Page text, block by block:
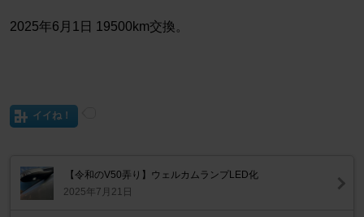
2025年6月1日 19500km交換。
イイね！
【令和のV50弄り】ウェルカムランプLED化
2025年7月21日